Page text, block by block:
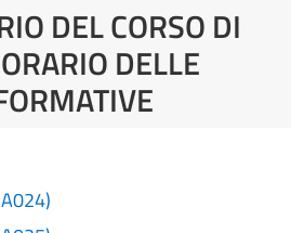
DEL CORSO DI
DELLE